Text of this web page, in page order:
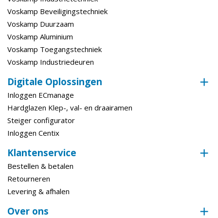
Basis (Oplosmiddel)
Voskamp Beveiligingstechniek
Voskamp Duurzaam
Voskamp Aluminium
Voskamp Toegangstechniek
Voskamp Industriedeuren
Digitale Oplossingen
Inloggen ECmanage
Hardglazen Klep-, val- en draairamen
Steiger configurator
Inloggen Centix
Klantenservice
Bestellen & betalen
Retourneren
Levering & afhalen
Over ons